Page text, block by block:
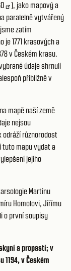
), jako mapový a
paralelně vytvářený
zatím
1771 krasových a
v Českém krasu.
údaje shrnuli
přibližně v
mapě naší země
nejsou
odráží různorodost
tuto mapu vydat a
jejího
Martinu
Homolovi, Jiřímu
o první soupisy
a propastí; v
1194, v Českém